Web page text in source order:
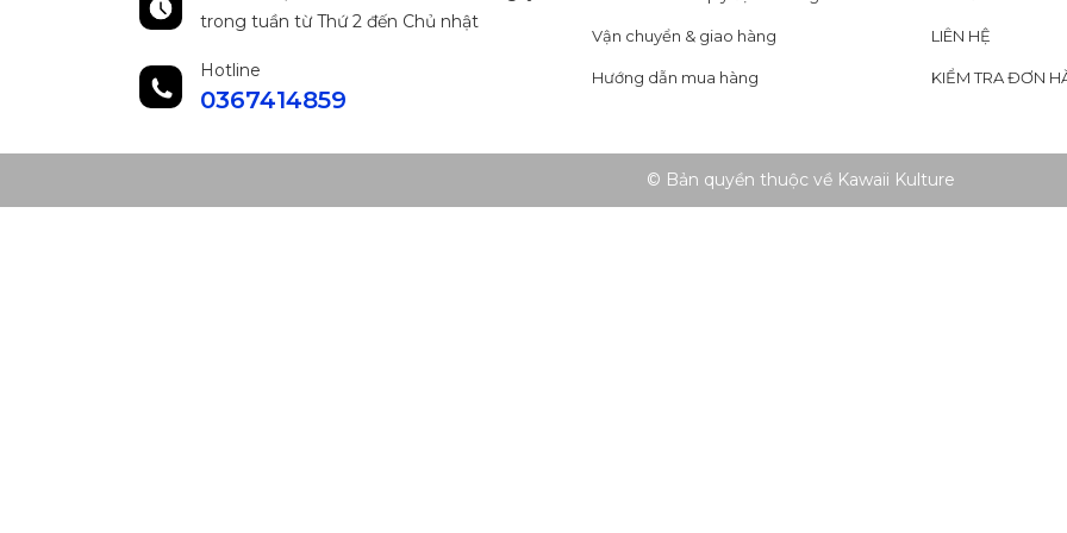
trong tuần từ Thứ 2 đến Chủ nhật
Hotline
0367414859
Vận chuyển & giao hàng
Hướng dẫn mua hàng
LIÊN HỆ
KIỂM TRA ĐƠN
© Bản quyền thuộc về Kawaii Kulture